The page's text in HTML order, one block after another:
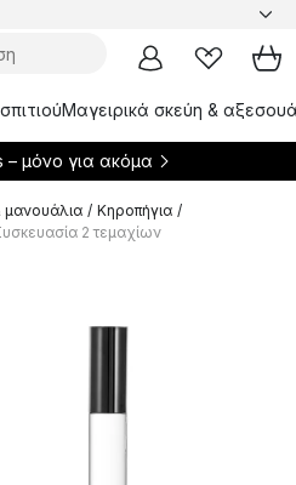
Μαγειρικά σκεύη &
μόνο για ακόμα
μανουάλια / Κηροπήγια /
2 τεμαχίων